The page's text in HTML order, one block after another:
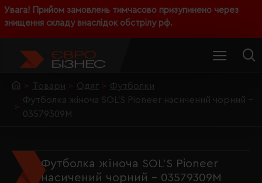
Увага! Прийом замовлень тимчасово призупинено через
знищення складу внаслідок обстрілу рф.
Товари Одяг
Футболки
Футболка жіноча SOL'S Pioneer насичений чорний -
03579309M
Футболка жіноча SOL'S Pioneer
насичений чорний - 03579309M